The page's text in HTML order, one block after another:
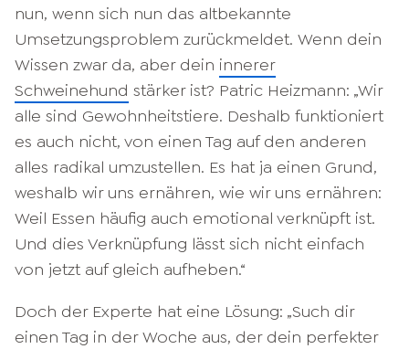
nun, wenn sich nun das altbekannte
Umsetzungsproblem zurückmeldet. Wenn dein
Wissen zwar da, aber dein innerer
Schweinehund stärker ist? Patric Heizmann: „Wir
alle sind Gewohnheitstiere. Deshalb funktioniert
es auch nicht, von einen Tag auf den anderen
alles radikal umzustellen. Es hat ja einen Grund,
weshalb wir uns ernähren, wie wir uns ernähren:
Weil Essen häufig auch emotional verknüpft ist.
Und dies Verknüpfung lässt sich nicht einfach
von jetzt auf gleich aufheben.“
Doch der Experte hat eine Lösung: „Such dir
einen Tag in der Woche aus, der dein perfekter